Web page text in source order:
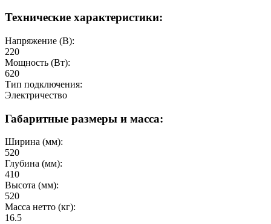
Технические характеристики:
Напряжение (В):
220
Мощность (Вт):
620
Тип подключения:
Электричество
Габаритные размеры и масса:
Ширина (мм):
520
Глубина (мм):
410
Высота (мм):
520
Масса нетто (кг):
16.5